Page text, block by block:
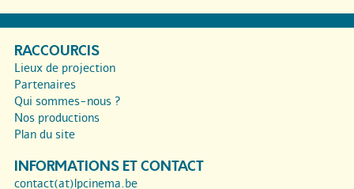
RACCOURCIS
Lieux de projection
Partenaires
Qui sommes-nous ?
Nos productions
Plan du site
INFORMATIONS ET CONTACT
contact(at)lpcinema.be